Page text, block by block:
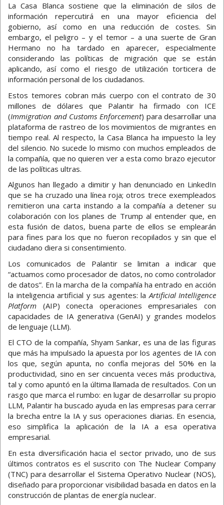
La Casa Blanca sostiene que la eliminación de silos de
información repercutirá en una mayor eficiencia del
gobierno, así como en una reducción de costes. Sin
embargo, el peligro – y el temor – a una suerte de Gran
Hermano no ha tardado en aparecer, especialmente
considerando las políticas de migración que se están
aplicando, así como el riesgo de utilización torticera de
información personal de los ciudadanos.
Estos temores cobran más cuerpo con el contrato de 30
millones de dólares que Palantir ha firmado con ICE
(Immigration and Customs Enforcement) para desarrollar una
plataforma de rastreo de los movimientos de migrantes en
tiempo real. Al respecto, la Casa Blanca ha impuesto la ley
del silencio. No sucede lo mismo con muchos empleados de
la compañía, que no quieren ver a esta como brazo ejecutor
de las políticas ultras.
Algunos han llegado a dimitir y han denunciado en LinkedIn
que se ha cruzado una línea roja; otros trece exempleados
remitieron una carta instando a la compañía a detener su
colaboración con los planes de Trump al entender que, en
esta fusión de datos, buena parte de ellos se emplearán
para fines para los que no fueron recopilados y sin que el
ciudadano diera si consentimiento.
Los comunicados de Palantir se limitan a indicar que
“actuamos como procesador de datos, no como controlador
de datos”. En la marcha de la compañía ha entrado en acción
la inteligencia artificial y sus agentes: la Artificial Intelligence
Platform (AIP) conecta operaciones empresariales con
capacidades de IA generativa (GenAI) y grandes modelos
de lenguaje (LLM).
El CTO de la compañía, Shyam Sankar, es una de las figuras
que más ha impulsado la apuesta por los agentes de IA con
los que, según apunta, no confía mejoras del 50% en la
productividad, sino en ser cincuenta veces más productiva,
tal y como apuntó en la última llamada de resultados. Con un
rasgo que marca el rumbo: en lugar de desarrollar su propio
LLM, Palantir ha buscado ayuda en las empresas para cerrar
la brecha entre la IA y sus operaciones diarias. En esencia,
eso simplifica la aplicación de la IA a esa operativa
empresarial.
En esta diversificación hacia el sector privado, uno de sus
últimos contratos es el suscrito con The Nuclear Company
(TNC) para desarrollar el Sistema Operativo Nuclear (NOS),
diseñado para proporcionar visibilidad basada en datos en la
construcción de plantas de energía nuclear.